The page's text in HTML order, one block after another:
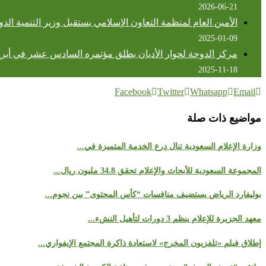
2026-06-21
الأمين العام لمنظمة التعاون الإسلامي يستقبل وزير التنمية
2025-01-09
مركز الدوحة لحوار الأديان يطلق مؤتمره السادس عشر في أبريل
2025-11-18
Facebook Twitter Whatsapp Email
مواضيع ذات صلة
وزارة الإعلام السعودية تنال درع الخدمة المتميزة في...
المجموعة السعودية للأبحاث والإعلام تحقق 34.8 مليون ريال...
بوليفارد الرياض يستضيف منافسات “كأس المحتوى” بين نجوم...
معهد الجزيرة للإعلام ينظم 3 دورات لتأهيل النشء...
إطلاق فيلم «تلفزيون المخرج» لاستعادة ذاكرة المجتمع الإيفواري...